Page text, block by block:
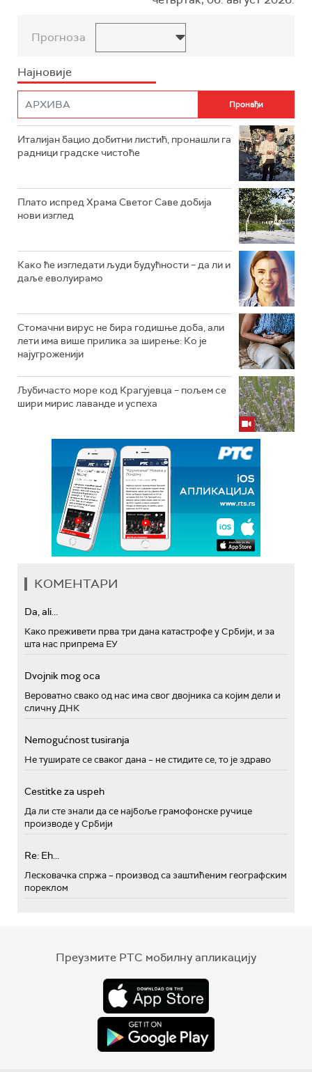
Прогноза
Најновије
Италијан бацио добитни листић, пронашли га
радници градске чистоће
Плато испред Храма Светог Саве добија
нови изглед
Како ће изгледати људи будућности – да ли и
даље еволуирамо
Стомачни вирус не бира годишње доба, али
лети има више прилика за ширење: Ко је
најугроженији
Љубичасто море код Крагујевца – пољем се
шири мирис лаванде и успеха
КОМЕНТАРИ
Da, ali...
Како преживети прва три дана катастрофе у Србији, и за
шта нас припрема ЕУ
Dvojnik mog oca
Вероватно свако од нас има свог двојника са којим дели и
сличну ДНК
Nemogućnost tusiranja
Не туширате се сваког дана – не стидите се, то је здраво
Cestitke za uspeh
Да ли сте знали да се најбоље грамофонске ручице
производе у Србији
Re: Eh...
Лесковачка спржа – производ са заштићеним географским
пореклом
Преузмите РТС мобилну апликацију